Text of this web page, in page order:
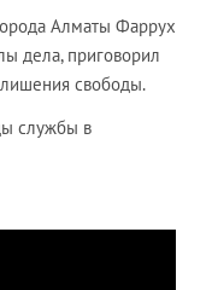
Алматы Фаррух
дела, приговорил
свободы.
службы в